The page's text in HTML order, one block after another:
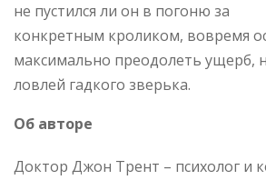
не пустился ли он в погоню за
конкретным кроликом, вовремя
максимально преодолеть ущерб,
ловлей гадкого зверька.
Об авторе
Доктор Джон Трент – психолог и